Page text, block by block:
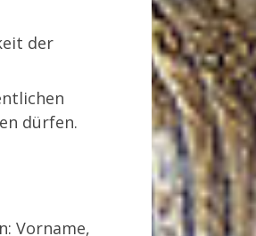
der
dürfen.
Vorname,